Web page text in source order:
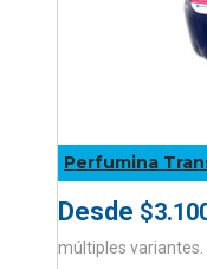
Perfumina
Desde $
múltiples variantes.